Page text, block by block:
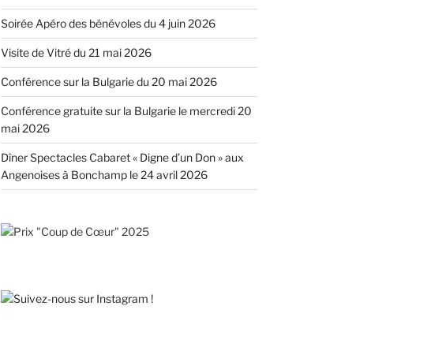
Soirée Apéro des bénévoles du 4 juin 2026
Visite de Vitré du 21 mai 2026
Conférence sur la Bulgarie du 20 mai 2026
Conférence gratuite sur la Bulgarie le mercredi 20
mai 2026
Dîner Spectacles Cabaret « Digne d’un Don » aux
Angenoises à Bonchamp le 24 avril 2026